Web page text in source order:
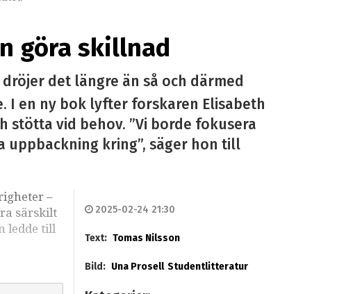
göra skillnad
det längre än så och därmed
I en ny bok lyfter forskaren Elisabeth
vid behov. ”Vi borde fokusera
uppbackning kring”, säger hon till
–
särskilt
ledde till
2025-02-24 21:30
Text: Tomas Nilsson
Bild: Una Prosell Studentlitteratur